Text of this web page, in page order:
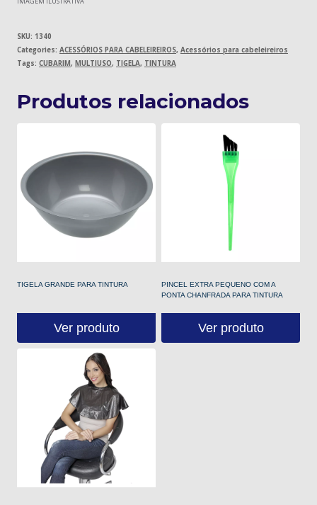
SKU: 1340
Categories: ACESSÓRIOS PARA CABELEIREIROS, Acessórios para cabeleireiros
Tags: CUBARIM, MULTIUSO, TIGELA, TINTURA
Produtos relacionados
TIGELA GRANDE PARA TINTURA
Ver produto
PINCEL EXTRA PEQUENO COM A
PONTA CHANFRADA PARA TINTURA
Ver produto